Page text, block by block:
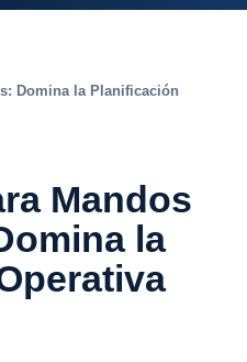
Domina la Planificación
Mandos
la